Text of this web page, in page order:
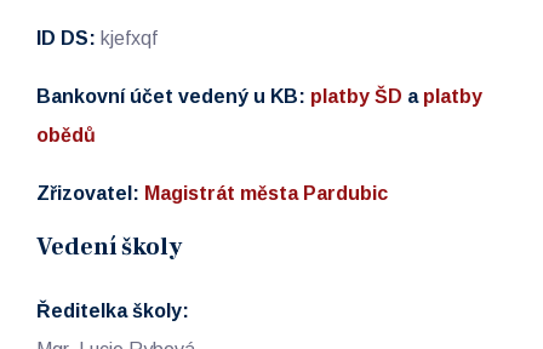
ID DS: kjefxqf
Bankovní účet vedený u KB: platby ŠD a platby
obědů
Zřizovatel: Magistrát města Pardubic
Vedení školy
Ředitelka školy: